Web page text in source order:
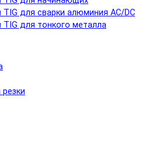
для сварки алюминия AC/DC
для тонкого металла